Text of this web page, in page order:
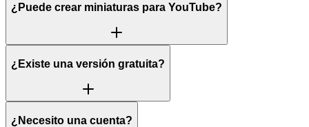
¿Puede crear miniaturas para YouTube?
¿Existe una versión gratuita?
¿Necesito una cuenta?